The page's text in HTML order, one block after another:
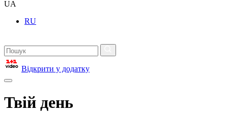
UA
RU
Відкрити у додатку
Твій день